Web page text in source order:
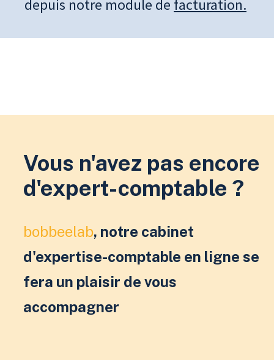
depuis notre module de facturation.
Vous n'avez pas encore
d'expert-comptable ?
bobbeelab, notre cabinet
d'expertise-comptable en ligne se
fera un plaisir de vous
accompagner